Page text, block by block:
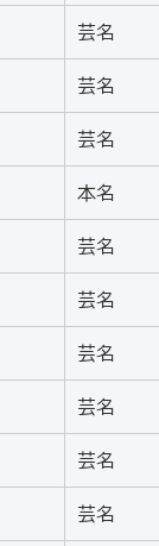
芸名
芸名
芸名
本名
芸名
芸名
芸名
芸名
芸名
芸名